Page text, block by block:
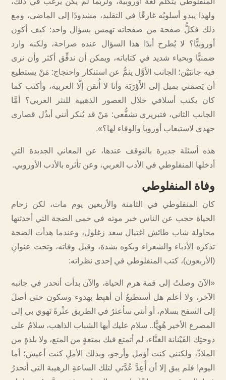
ولهذا يبدو أسلوبُه غارقًا في التقليد، مشدودًا إلى الماضي، ومع
ذلك فكلُّ صفحة من صفحاته تهمس بسؤال واحد: كيف أكون
أوروبيًّا؟ لا يُطرح أبدًا هذا السؤال عنده صراحة، ولكنه وارد
ضمنيًّا وبحياء شديد في كتاباته، ويمكن أن ندقِّق أكثر وأن نرى
فيه جانبَيْن؛ الجانب الأوَّل ينمُّ عن استنكار واحتجاج: مَنْ يستطيع
أن يَصمَني بميل إلى الأَوْرَبَة وأنا لا أُتقن إلَّا العربية، وأكتب كما
كان يكتب أسلافي خلال العصور الذهبية للنثر العربي؟ أمَّا
الجانب الثاني، فتبريري تشفُّعي: مَنْ قد يُنكر أنني أبذُل قصارى
جهدي لاستيعاب أوروبا والوفاء لها؟».
هذه أسئلة جديرة بالتوقف عندها، عن المعاني الجديدة التي
أدخلها المنفلوطي في الأدب العربي، وعن تأثره بالأدب الأوروبي.
وفاة المنفلوطي
كان المنفلوطي في الثامنة والأربعين يوم مات، لكن زحام
الحياة حجب عن الناس خبر موته في حمى الضجة التي أحدثتها
محاولة شاب طائش اغتيال سعد زغلول، وعندما هدأت الضجة
تذكره الأدباء والشعراء وبكوه بشدة، وقبل وفاته، وتحت عنوانِ
(الأربعون)، كتب المنفلوطي في إحدى نظراته:
«الآنَ وصلتُ إلى قمة هرم الحياة، والآن بدأت أنحدر في جانبه
الآخر، ولا أعلم هل أستطيعُ أن أهبِط بهدوء وسكون حتى أصلَ
إلى السفح بسلام، أو أنني سأعثرُ في الطريق عثْرةً تَهوي بي إلى
المصرع الأخير هُوِيًّا.. سلام عليك أيها الشباب الذاهب، سلامٌ على
دوحتِك الفَيْنانة الغنَّاء، لم أتمتع فيك بمتعةٍ من المتع، ولا بلذةٍ من
الملاذّ، ولكنني كنت أؤمل وأرجو، وبذلك الأملِ كنت أعيش؛ أما
اليوم! فلم يبق إلا أن أُعِدَّ عُدَّتي لتلك الساعةِ الرهيبة التي أنحدرُ